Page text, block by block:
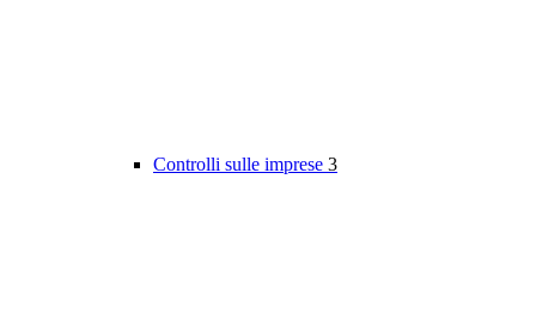
Controlli sulle imprese 3